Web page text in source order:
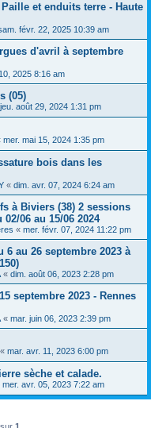
et enduits terre - Haute
févr. 22, 2025 10:39 am
d'avril à septembre
2025 8:16 am
(05)
jeu. août 29, 2024 1:31 pm
mer. mai 15, 2024 1:35 pm
bois dans les
« dim. avr. 07, 2024 6:24 am
à Biviers (38) 2 sessions
06 au 15/06 2024
« mer. févr. 07, 2024 11:22 pm
au 26 septembre 2023 à
« dim. août 06, 2023 2:28 pm
septembre 2023 - Rennes
« mar. juin 06, 2023 2:39 pm
« mar. avr. 11, 2023 6:00 pm
sèche et calade.
mer. avr. 05, 2023 7:22 am